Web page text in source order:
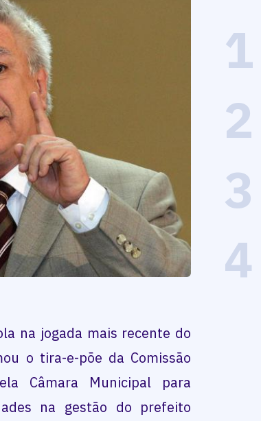
na jogada mais recente do
o tira-e-põe da Comissão
Câmara Municipal para
na gestão do prefeito
1
2
3
4